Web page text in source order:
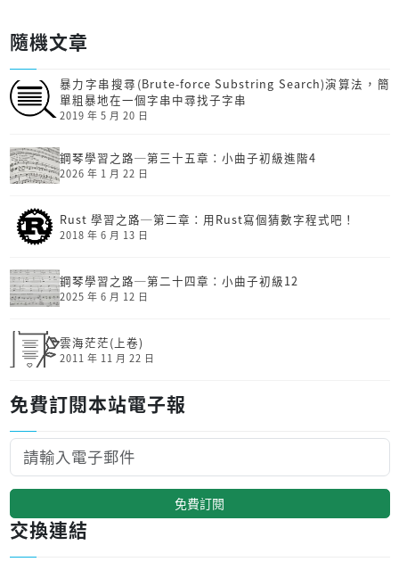
隨機文章
暴力字串搜尋(Brute-force Substring Search)演算法，簡
單粗暴地在一個字串中尋找子字串
2019 年 5 月 20 日
鋼琴學習之路─第三十五章：小曲子初級進階4
2026 年 1 月 22 日
Rust 學習之路─第二章：用Rust寫個猜數字程式吧！
2018 年 6 月 13 日
鋼琴學習之路─第二十四章：小曲子初級12
2025 年 6 月 12 日
雲海茫茫(上卷)
2011 年 11 月 22 日
免費訂閱本站電子報
免費訂閱
交換連結